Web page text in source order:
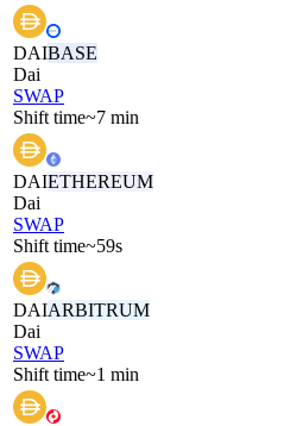
DAIBASE
Dai
SWAP
Shift time~7 min
DAIETHEREUM
Dai
SWAP
Shift time~59s
DAIARBITRUM
Dai
SWAP
Shift time~1 min